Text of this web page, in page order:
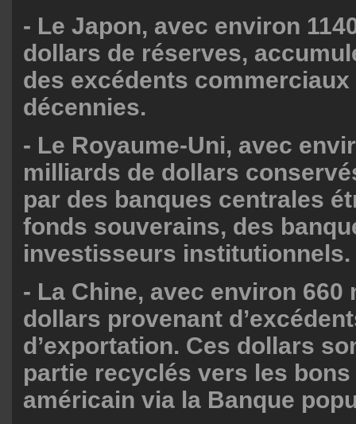
- Le Japon, avec environ
dollars de réserves,
des excédents
décennies.
- Le Royaume-Uni, avec
milliards de dollars
par des banques centrales
fonds souverains, des
investisseurs institutionnels.
- La Chine, avec environ 660
dollars provenant
d’exportation. Ces dollars
partie recyclés vers les bons
américain via la Banque